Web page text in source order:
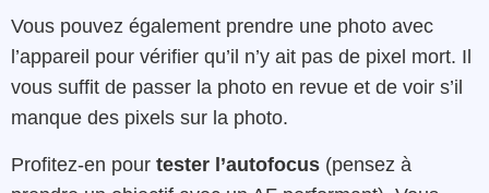
Vous pouvez également prendre une photo avec
l’appareil pour vérifier qu’il n’y ait pas de pixel mort. Il
vous suffit de passer la photo en revue et de voir s’il
manque des pixels sur la photo.
Profitez-en pour tester l’autofocus (pensez à